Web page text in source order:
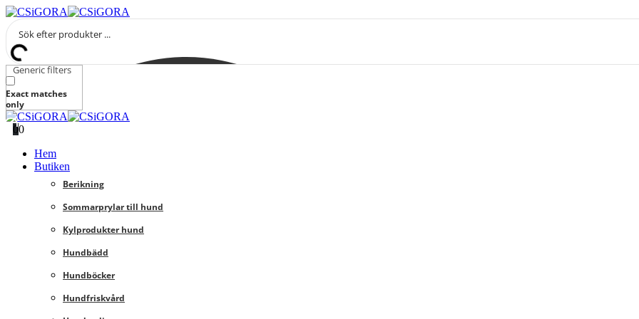
Generic filters
Exact matches
only
00
Hem
Butiken
Berikning
Sommarprylar till hund
Kylprodukter hund
Hundbädd
Hundböcker
Hundfriskvård